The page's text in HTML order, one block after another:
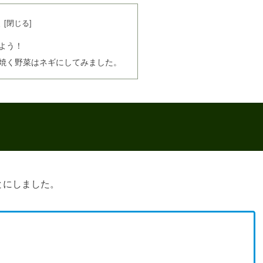
う！
野菜はネギにしてみました。
しました。